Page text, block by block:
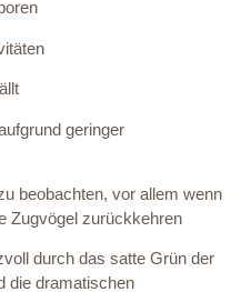
geringer
beobachten, vor allem wenn
Zugvögel zurückkehren
durch das satte Grün der
die dramatischen